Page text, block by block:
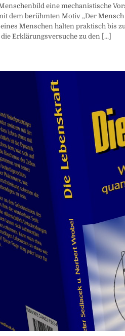
eine mechanistische
dem berühmten Motiv „Der
Menschen halten praktisch bis
Erklärungsversuche zu den [...]